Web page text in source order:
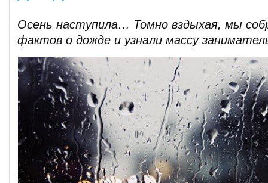
Осень наступила… Томно вздыхая, мы
фактов о дожде и узнали массу